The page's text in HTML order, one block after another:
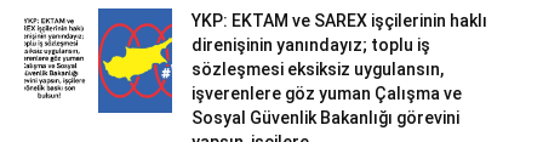
YKP: EKTAM ve SAREX işçilerinin haklı
direnişinin yanındayız; toplu iş
sözleşmesi eksiksiz uygulansın,
işverenlere göz yuman Çalışma ve
Sosyal Güvenlik Bakanlığı görevini